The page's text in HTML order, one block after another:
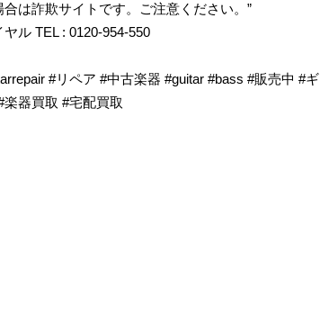
は詐欺サイトです。ご注意ください。”
ル TEL : 0120-954-550
#リペア #中古楽器 #guitar #bass #販売中 #ギ
器買取 #宅配買取